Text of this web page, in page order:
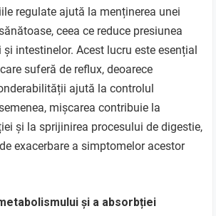
regulate ajută la menținerea unei
ceea ce reduce presiunea
intestinelor. Acest lucru este esențial
suferă de reflux, deoarece
ajută la controlul
mișcarea contribuie la
și la sprijinirea procesului de digestie,
exacerbare a simptomelor acestor
și a absorbției